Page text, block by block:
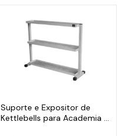
Suporte e Expositor de
Kettlebells para Academia e